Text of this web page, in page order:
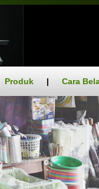
Produk | Cara